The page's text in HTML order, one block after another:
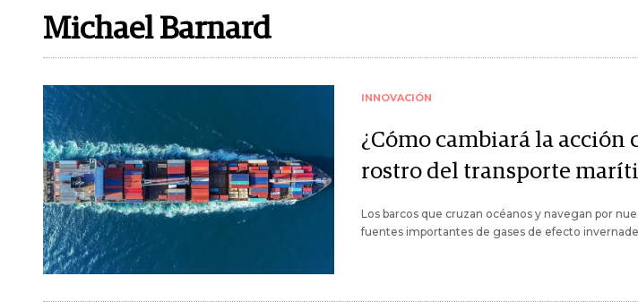
Michael Barnard
INNOVACIÓN
¿Cómo cambiará la acción
rostro del transporte
Los barcos que cruzan océanos y navegan por
fuentes importantes de gases de efecto